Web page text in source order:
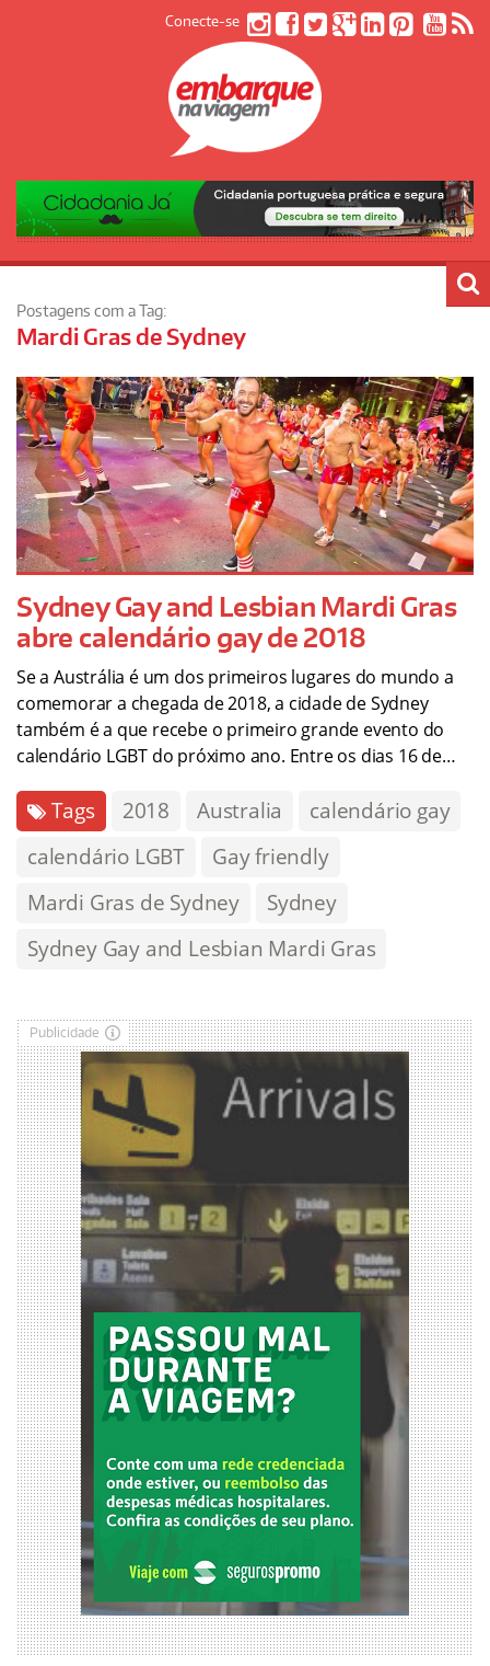
Conecte-se
Postagens com a Tag:
Mardi Gras de Sydney
Sydney Gay and Lesbian Mardi Gras
abre calendário gay de 2018
Se a Austrália é um dos primeiros lugares do mundo a
comemorar a chegada de 2018, a cidade de Sydney
também é a que recebe o primeiro grande evento do
calendário LGBT do próximo ano. Entre os dias 16 de…
Tags 2018 Australia
calendário gay
calendário LGBT
Gay friendly
Mardi Gras de Sydney
Sydney
Sydney Gay and Lesbian Mardi Gras
Publicidade